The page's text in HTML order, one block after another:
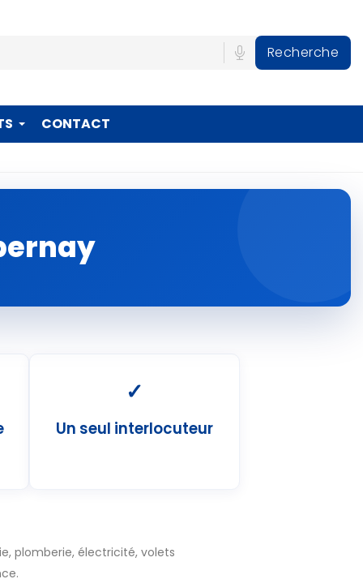
Recherche
CONTACT
✓
Un seul interlocuteur
plomberie, électricité, volets